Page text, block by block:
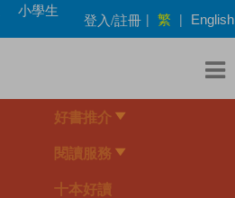
小學生
登入/註冊 | 繁 | English
好書推介
閱讀服務
十本好讀